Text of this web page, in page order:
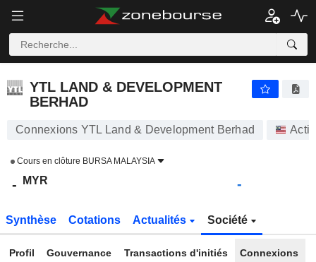
YTL LAND & DEVELOPMENT BERHAD
YTL LAND & DEVELOPMENT
BERHAD
Connexions YTL Land & Development Berhad
Cours en clôture BURSA MALAYSIA
- MYR -
Synthèse Cotations Actualités Société
Profil Gouvernance Transactions d'initiés Connexions